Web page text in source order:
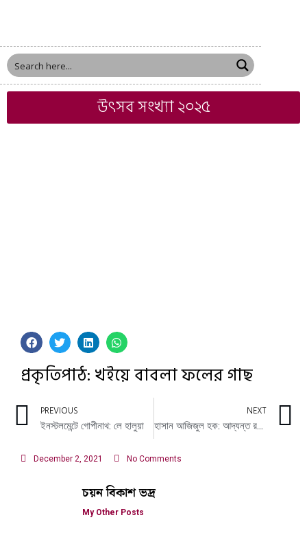
উৎসব সংখ্যা ২০২৫
প্রকৃতিপাঠ: খইয়ে বাবলা ফলের গাছ
PREVIOUS
ইনস্টলমেন্টে গোপীনাথ: লে হালুয়া
NEXT
হাসান আজিজুল হক: আদ্যন্ত রসিকপুরুষ
December 2, 2021 No Comments
চয়ন বিকাশ ভদ্র
My Other Posts